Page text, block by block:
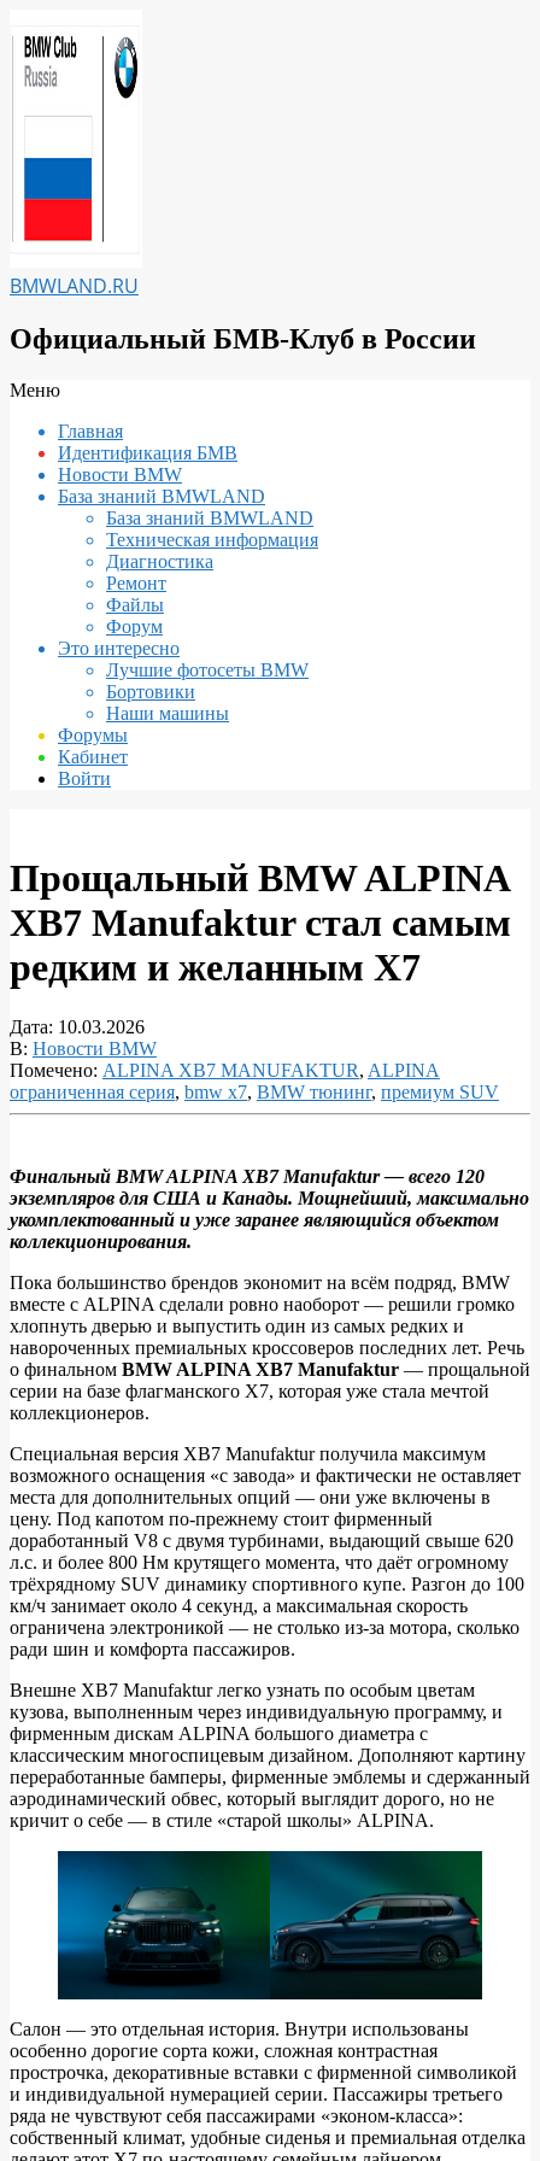
к
содержимому
BMWLAND.RU
Официальный БМВ-Клуб в России
Вторичное
навигации
Меню
Главная
Идентификация БМВ
Новости BMW
База знаний BMWLAND
База знаний BMWLAND
Техническая информация
Диагностика
Ремонт
Файлы
Форум
Это интересно
Лучшие фотосеты BMW
Бортовики
Наши машины
Форумы
Кабинет
Войти
Прощальный BMW ALPINA
XB7 Manufaktur стал самым
редким и желанным X7
Дата: 10.03.2026
В: Новости BMW
Помечено: ALPINA XB7 MANUFAKTUR, ALPINA
ограниченная серия, bmw x7, BMW тюнинг, премиум SUV
Прощальный
BMW
ALPINA
XB7
Manufaktur
стал
самым
редким
и
желанным
X7
Финальный BMW ALPINA XB7 Manufaktur — всего 120
экземпляров для США и Канады. Мощнейший, максимально
укомплектованный и уже заранее являющийся объектом
коллекционирования.
Пока большинство брендов экономит на всём подряд, BMW
вместе с ALPINA сделали ровно наоборот — решили громко
хлопнуть дверью и выпустить один из самых редких и
навороченных премиальных кроссоверов последних лет. Речь
о финальном BMW ALPINA XB7 Manufaktur — прощальной
серии на базе флагманского X7, которая уже стала мечтой
коллекционеров.
Специальная версия XB7 Manufaktur получила максимум
возможного оснащения «с завода» и фактически не оставляет
места для дополнительных опций — они уже включены в
цену. Под капотом по‑прежнему стоит фирменный
доработанный V8 с двумя турбинами, выдающий свыше 620
л.с. и более 800 Нм крутящего момента, что даёт огромному
трёхрядному SUV динамику спортивного купе. Разгон до 100
км/ч занимает около 4 секунд, а максимальная скорость
ограничена электроникой — не столько из‑за мотора, сколько
ради шин и комфорта пассажиров.
Внешне XB7 Manufaktur легко узнать по особым цветам
кузова, выполненным через индивидуальную программу, и
фирменным дискам ALPINA большого диаметра с
классическим многоспицевым дизайном. Дополняют картину
переработанные бамперы, фирменные эмблемы и сдержанный
аэродинамический обвес, который выглядит дорого, но не
кричит о себе — в стиле «старой школы» ALPINA.
Салон — это отдельная история. Внутри использованы
особенно дорогие сорта кожи, сложная контрастная
прострочка, декоративные вставки с фирменной символикой
и индивидуальной нумерацией серии. Пассажиры третьего
ряда не чувствуют себя пассажирами «эконом‑класса»:
собственный климат, удобные сиденья и премиальная отделка